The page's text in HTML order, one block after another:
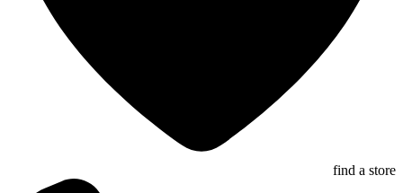
find a store